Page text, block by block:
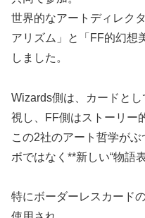
世界的なアートディレク
アリズム」と「FF的幻想
しました。
Wizards側は、カードと
視し、FF側はストーリー
この2社のアート哲学が
ボではなく**新しい“物語
特にボーダーレスカード